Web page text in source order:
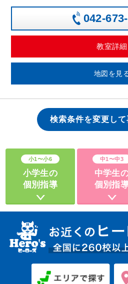
042-
教室詳細
地図を見
検索条件を変更し
小学生の
個別指導
小1〜小6
中学生
個別指
中1〜中3